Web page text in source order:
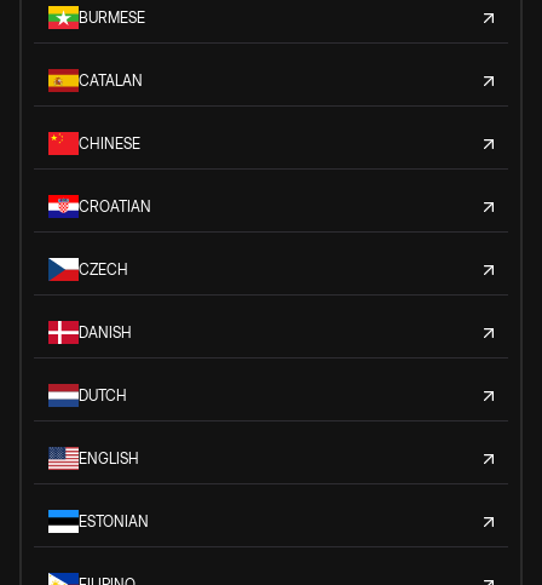
BURMESE
CATALAN
CHINESE
CROATIAN
CZECH
DANISH
DUTCH
ENGLISH
ESTONIAN